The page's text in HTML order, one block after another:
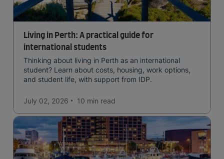
Living in Perth: A practical guide for
international students
Thinking about living in Perth as an international
student? Learn about costs, housing, work options,
and student life, with support from IDP.
July 02, 2026 10 min read